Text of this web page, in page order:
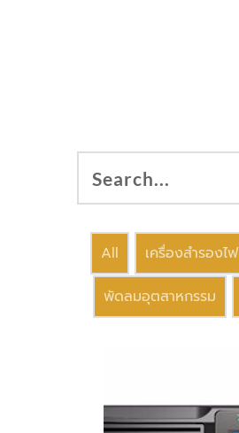
All เครื่องสำรองไฟ
พัดลมอุตสาหกรรม